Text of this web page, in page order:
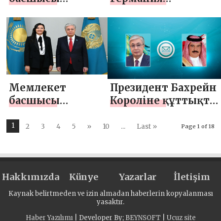
Президенті
Ильхам
Әлиевпен
телефон арқылы
сөйлесті
Вальтер
Штайнмайерге
көңіл айту
жеделхатын
жіберді
Мемлекет
басшысы
гимнастика
президенті Әлия
қабылдады
Президент Бахрейн
Короліне
жолдады
Page 1 of 18
1 2 3 4 5 » 10 ... Last »
Hakkımızda Künye Yazarlar İletişim
Kaynak belirtmeden ve izin almadan haberlerin kopyalanması
yasaktır.
Haber Yazılımı| Developer By; BEYNSOFT Ucuz site